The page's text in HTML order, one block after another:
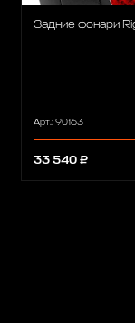
Задние фонари
Арт.: 90163
33 540 ₽